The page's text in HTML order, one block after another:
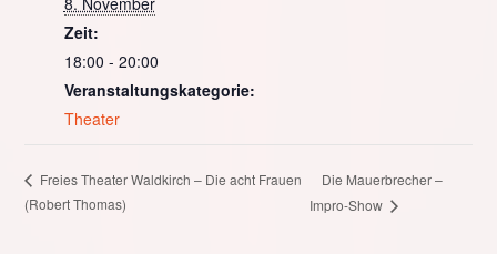
Zeit:
18:00 - 20:00
Veranstaltungskategorie:
Theater
Freies Theater Waldkirch – Die acht Frauen
(Robert Thomas)
Die Mauerbrecher –
Impro-Show